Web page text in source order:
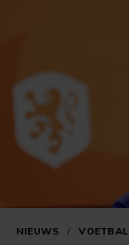
NIEUWS / VOETBAL